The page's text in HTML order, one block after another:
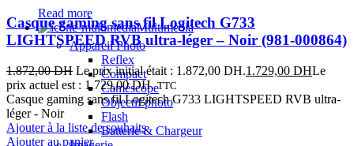
Read more
Multimedia
Appareil Photo
Reflex
Compact
Caméscope
Objectif photo
Flash
Batterie & Chargeur
Casque gaming sans fil Logitech G733
LIGHTSPEED RVB ultra-léger – Noir (981-000864)
1.872,00DH Le prix initial était : 1.872,00 DH.1.729,00 DHLe
prix actuel est : 1.729,00 DH. TTC
Casque gaming sans fil Logitech G733 LIGHTSPEED RVB ultra-
léger - Noir
Ajouter à la liste de souhaits
Ajouter au panier